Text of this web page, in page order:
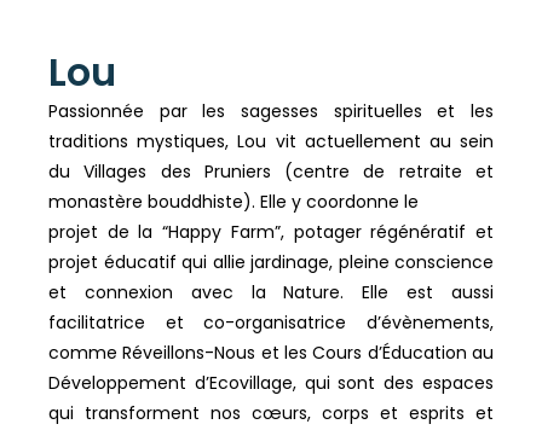
Lou
Passionnée par les sagesses spirituelles et les
traditions mystiques, Lou vit actuellement au sein
du Villages des Pruniers (centre de retraite et
monastère bouddhiste). Elle y coordonne le
projet de la “Happy Farm”, potager régénératif et
projet éducatif qui allie jardinage, pleine conscience
et connexion avec la Nature. Elle est aussi
facilitatrice et co-organisatrice d’évènements,
comme Réveillons-Nous et les Cours d’Éducation au
Développement d’Ecovillage, qui sont des espaces
qui transforment nos cœurs, corps et esprits et